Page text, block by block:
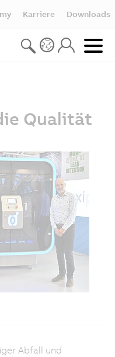
Karriere Downloads
Qualität
Abfall und